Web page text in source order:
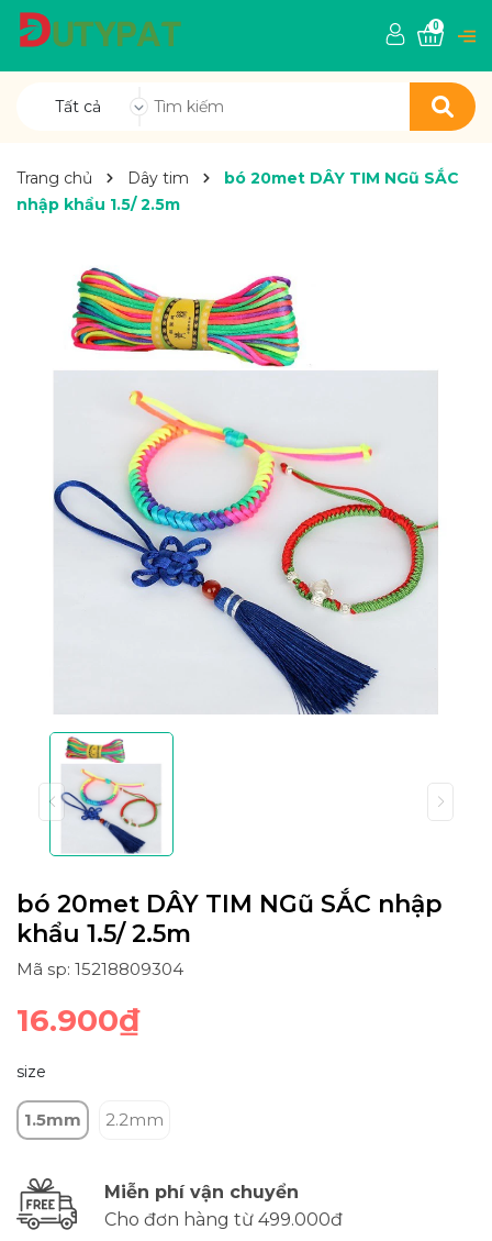
Tất cả
0
Trang chủ Dây tim
bó 20met DÂY TIM NGũ SẮC
nhập khẩu 1.5/ 2.5m
bó 20met DÂY TIM NGũ SẮC nhập
khẩu 1.5/ 2.5m
Mã sp: 15218809304
16.900₫
size
1.5mm 2.2mm
Miễn phí vận chuyển
Cho đơn hàng từ 499.000đ